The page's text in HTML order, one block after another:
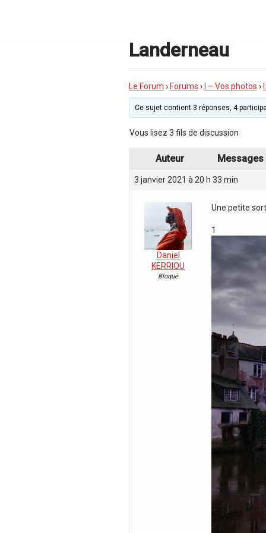
Landerneau
Le Forum › Forums › I – Vos photos ›
Ce sujet contient 3 réponses, 4
Vous lisez 3 fils de discussion
Auteur Messages
3 janvier 2021 à 20 h 33 min
Daniel
KERRIOU
Bloqué
Une petite
1